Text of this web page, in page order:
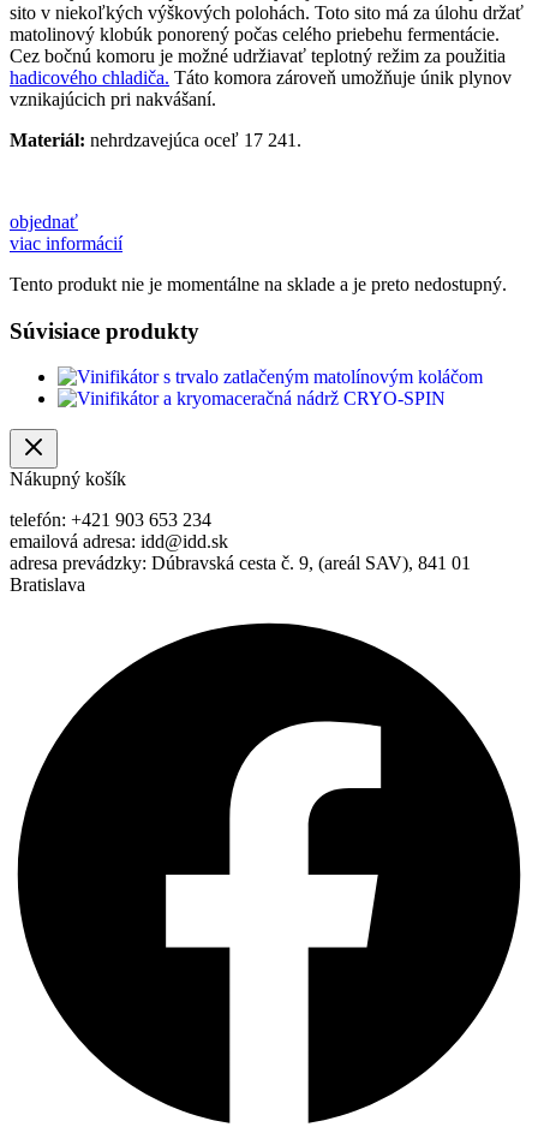
sito v niekoľkých výškových polohách. Toto sito má za úlohu držať
matolinový klobúk ponorený počas celého priebehu fermentácie.
Cez bočnú komoru je možné udržiavať teplotný režim za použitia
hadicového chladiča. Táto komora zároveň umožňuje únik plynov
vznikajúcich pri nakvášaní.
Materiál: nehrdzavejúca oceľ 17 241.
objednať
viac informácií
Tento produkt nie je momentálne na sklade a je preto nedostupný.
Súvisiace produkty
Nákupný košík
telefón: +421 903 653 234
emailová adresa: idd@idd.sk
adresa prevádzky: Dúbravská cesta č. 9, (areál SAV), 841 01
Bratislava